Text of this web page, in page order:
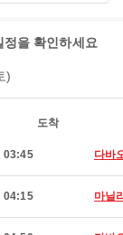
을 확인하세요
)
도착
03:45 다바
04:15 마닐